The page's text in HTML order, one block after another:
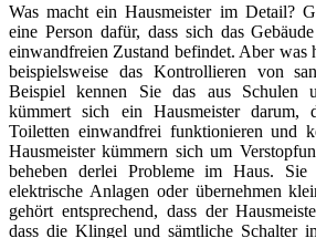
Was macht ein Hausmeister im Detail?
eine Person dafür, dass sich das
einwandfreien Zustand befindet. Aber was
beispielsweise das Kontrollieren von
Beispiel kennen Sie das aus Schulen
kümmert sich ein Hausmeister darum,
Toiletten einwandfrei funktionieren und
Hausmeister kümmern sich um
beheben derlei Probleme im Haus. Sie
elektrische Anlagen oder übernehmen
gehört entsprechend, dass der
dass die Klingel und sämtliche Schalter